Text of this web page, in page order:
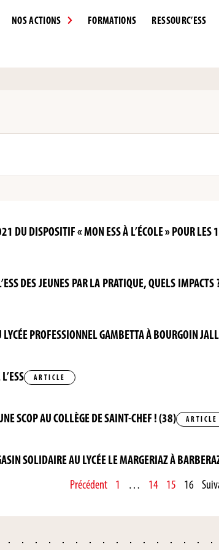
NOS ACTIONS FORMATIONS RESSOURC’ESS
DU DISPOSITIF « MON ESS À L’ÉCOLE » POUR LES
DES JEUNES PAR LA PRATIQUE, QUELS
LYCÉE PROFESSIONNEL GAMBETTA À BOURGOIN
ARTICLE
SCOP AU COLLÈGE DE SAINT-CHEF ! (38) ARTICLE
SOLIDAIRE AU LYCÉE LE MARGERIAZ À
Précédent 1 … 14 15 16